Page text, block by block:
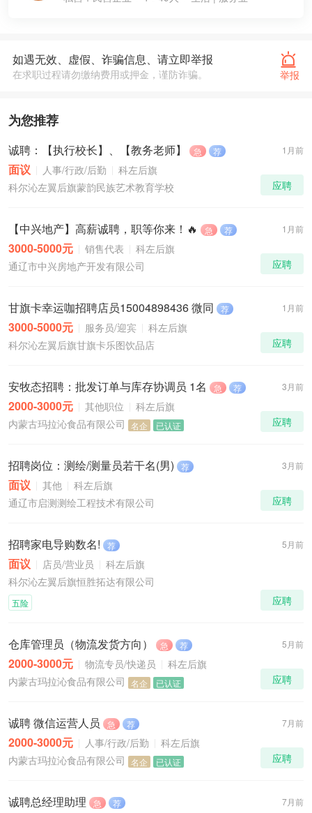
举报
如遇无效、虚假、诈骗信息、请立即举报
在求职过程请勿缴纳费用或押金，谨防诈骗。
为您推荐
1月前
诚聘：【执行校长】、【教务老师】 急 荐
面议 人事/行政/后勤
科左后旗
科尔沁左翼后旗蒙韵民族艺术教育学校
应聘
1月前
【中兴地产】高薪诚聘，职等你来！🔥 急 荐
3000-5000元 销售代表
科左后旗
通辽市中兴房地产开发有限公司
应聘
1月前
甘旗卡幸运咖招聘店员15004898436 微同 荐
3000-5000元 服务员/迎宾
科左后旗
科尔沁左翼后旗甘旗卡乐图饮品店
应聘
3月前
安牧态招聘：批发订单与库存协调员 1名 急 荐
2000-3000元 其他职位
科左后旗
内蒙古玛拉沁食品有限公司 名企 已认证 应聘
3月前
招聘岗位：测绘/测量员若干名(男) 荐
面议 其他
科左后旗
通辽市启测测绘工程技术有限公司
应聘
5月前
招聘家电导购数名! 荐
面议 店员/营业员
科左后旗
科尔沁左翼后旗恒胜拓达有限公司
应聘
五险
5月前
仓库管理员（物流发货方向） 急 荐
2000-3000元 物流专员/快递员
科左后旗
内蒙古玛拉沁食品有限公司 名企 已认证 应聘
7月前
诚聘 微信运营人员 急 荐
2000-3000元 人事/行政/后勤
科左后旗
内蒙古玛拉沁食品有限公司 名企 已认证 应聘
7月前
诚聘总经理助理 急 荐